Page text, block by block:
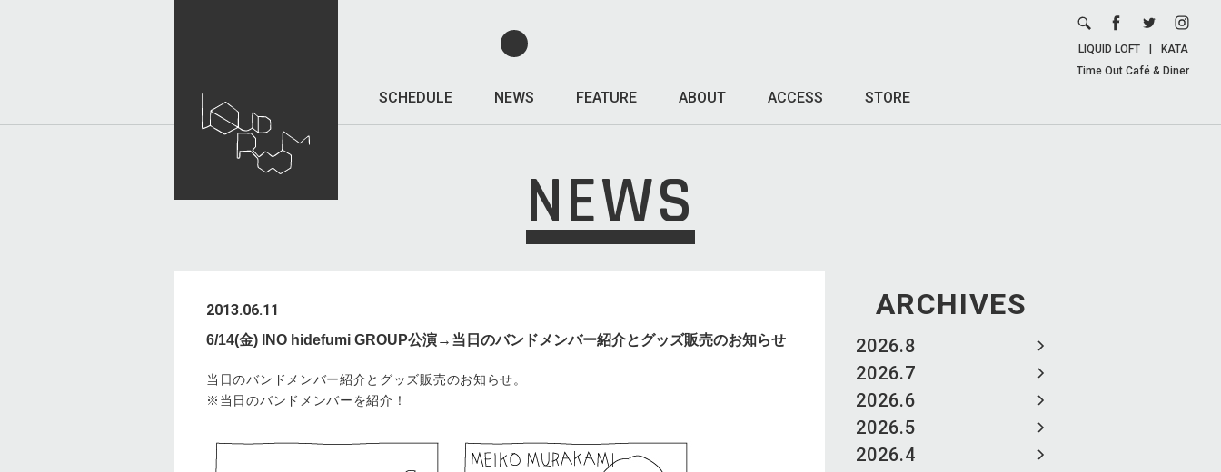
SCHEDULE NEWS FEATURE ABOUT ACCESS STORE
LIQUID LOFT
KATA
Time Out Café & Diner
NEWS
ARCHIVES
2026.8
2026.7
2026.6
2026.5
2026.4
2013.06.11
6/14(金) INO hidefumi GROUP公演→当日のバンドメンバー紹介とグッズ販売のお知らせ
当日のバンドメンバー紹介とグッズ販売のお知らせ。
※当日のバンドメンバーを紹介！